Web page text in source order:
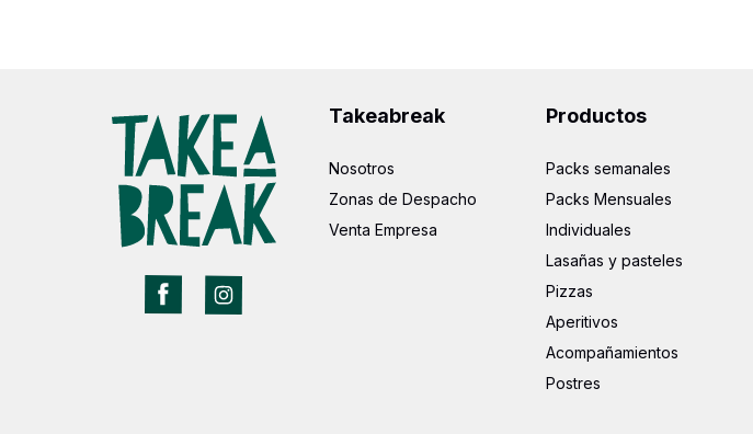
Takeabreak
Nosotros
Zonas de Despacho
Venta Empresa
Productos
Packs semanales
Packs Mensuales
Individuales
Lasañas y pasteles
Pizzas
Aperitivos
Acompañamientos
Postres